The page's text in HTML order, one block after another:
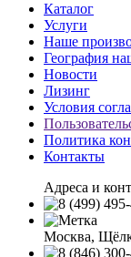
Каталог
Услуги
Наше
География
Новости
Лизинг
Условия
Политика
Контакты
Адреса и
Москва,